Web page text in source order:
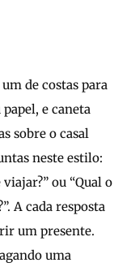
de costas para
e caneta
sobre o casal
neste estilo:
ou “Qual o
A cada resposta
um presente.
uma